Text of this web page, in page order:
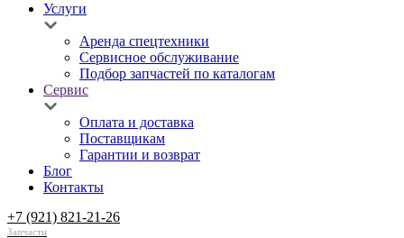
Услуги
Аренда спецтехники
Сервисное обслуживание
Подбор запчастей по каталогам
Сервис
Оплата и доставка
Поставщикам
Гарантии и возврат
Блог
Контакты
+7 (921) 821-21-26
Запчасти